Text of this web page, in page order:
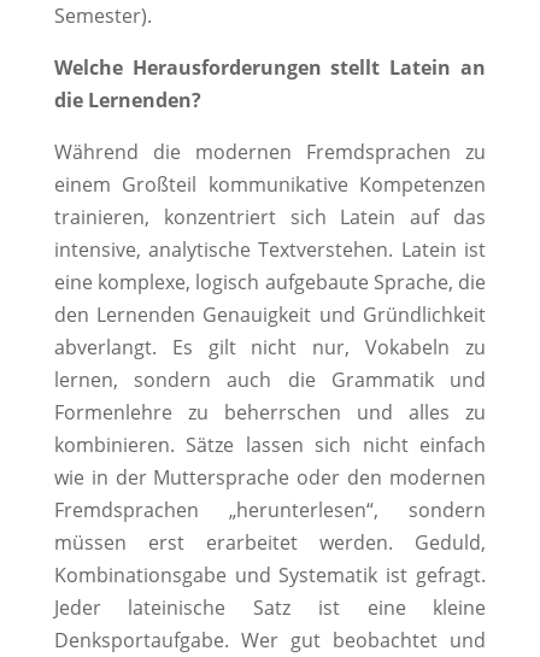
Semester).
Welche Herausforderungen stellt Latein an
die Lernenden?
Während die modernen Fremdsprachen zu
einem Großteil kommunikative Kompetenzen
trainieren, konzentriert sich Latein auf das
intensive, analytische Textverstehen. Latein ist
eine komplexe, logisch aufgebaute Sprache, die
den Lernenden Genauigkeit und Gründlichkeit
abverlangt. Es gilt nicht nur, Vokabeln zu
lernen, sondern auch die Grammatik und
Formenlehre zu beherrschen und alles zu
kombinieren. Sätze lassen sich nicht einfach
wie in der Muttersprache oder den modernen
Fremdsprachen „herunterlesen“, sondern
müssen erst erarbeitet werden. Geduld,
Kombinationsgabe und Systematik ist gefragt.
Jeder lateinische Satz ist eine kleine
Denksportaufgabe. Wer gut beobachtet und